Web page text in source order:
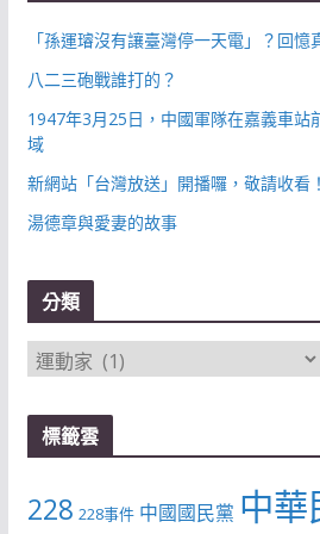
「孫運璿沒有讓臺灣停一天電」？回
八二三砲戰誰打的？
1947年3月25日，中國軍隊在嘉義車站
域
新網站「台灣放送」開播囉，敬請收看
湯德章與愛妻的故事
分類
分
標籤雲
228 228事件 中國國民黨 中華